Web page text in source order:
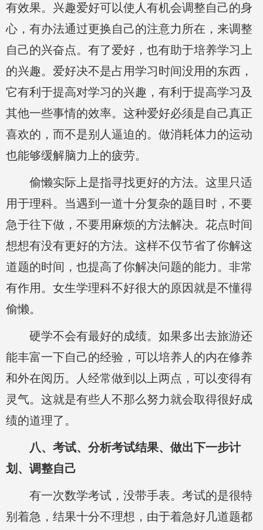
有效果。兴趣爱好可以使人有机会调整自己的身
心，有办法通过更换自己的注意力所在，来调整
自己的兴奋点。有了爱好，也有助于培养学习上
的兴趣。爱好决不是占用学习时间没用的东西，
它有利于提高对学习的兴趣，有利于提高学习及
其他一些事情的效率。这种爱好必须是自己真正
喜欢的，而不是别人逼迫的。做消耗体力的运动
也能够缓解脑力上的疲劳。
偷懒实际上是指寻找更好的方法。这里只适
用于理科。当遇到一道十分复杂的题目时，不要
急于往下做，不要用麻烦的方法解决。花点时间
想想有没有更好的方法。这样不仅节省了你解这
道题的时间，也提高了你解决问题的能力。非常
有作用。女生学理科不好很大的原因就是不懂得
偷懒。
硬学不会有最好的成绩。如果多出去旅游还
能丰富一下自己的经验，可以培养人的内在修养
和外在阅历。人经常做到以上两点，可以变得有
灵气。这就是有些人不那么努力就会取得很好成
绩的道理了。
八、考试、分析考试结果、做出下一步计
划、调整自己
有一次数学考试，没带手表。考试的是很特
别着急，结果十分不理想，由于着急好几道题都